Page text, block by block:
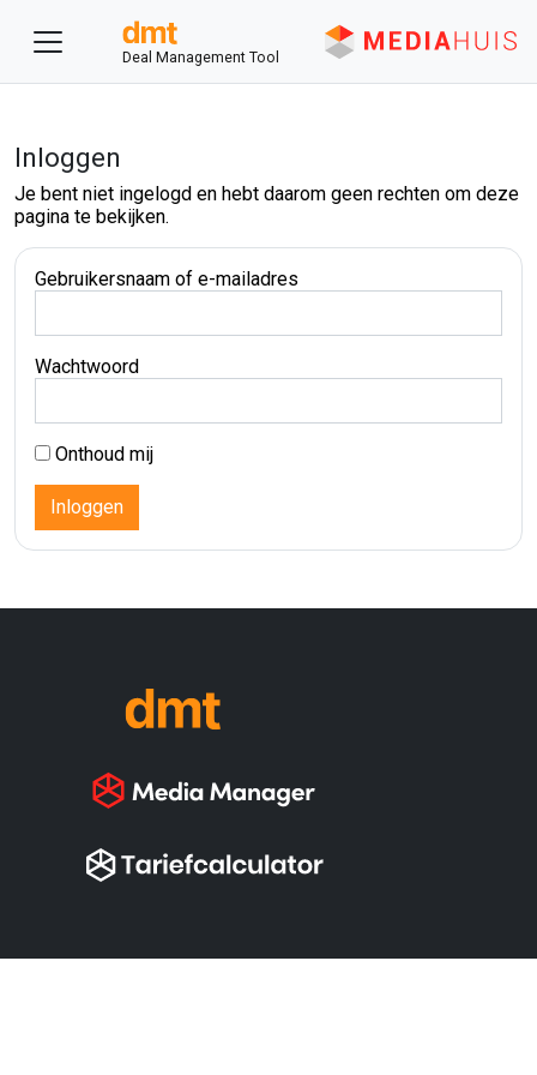
Deal Management Tool
Inloggen
Je bent niet ingelogd en hebt daarom geen rechten om deze
pagina te bekijken.
Gebruikersnaam of e-mailadres
Wachtwoord
Onthoud mij